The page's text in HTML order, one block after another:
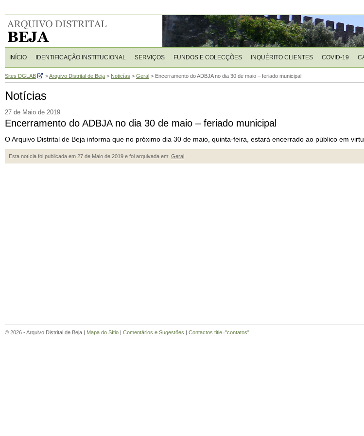
INÍCIO IDENTIFICAÇÃO INSTITUCIONAL SERVIÇOS FUNDOS E COLECÇÕES INQUÉRITO CLIENTES COVID-19
Sites DGLAB >Arquivo Distrital de Beja > Noticías > Geral > Encerramento do ADBJA no dia 30 de maio – feriado municipal
Notícias
27 de Maio de 2019
Encerramento do ADBJA no dia 30 de maio – feriado municipal
O Arquivo Distrital de Beja informa que no próximo dia 30 de maio, quinta-feira, estará encerrado ao público em
Esta notícia foi publicada em 27 de Maio de 2019 e foi arquivada em: Geral
© 2026 - Arquivo Distrital de Beja | Mapa do Sítio Comentários e Sugestões Contactos title="contatos"